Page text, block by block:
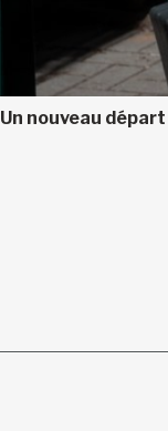
Un nouveau